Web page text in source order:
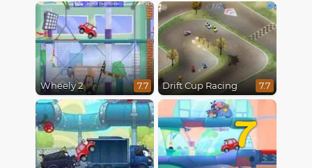
Wheely 2 7.7 Drift Cup Racing 7.7
7